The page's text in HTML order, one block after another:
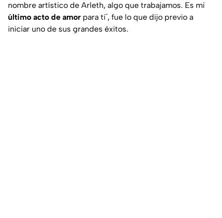
nombre artístico de Arleth, algo que trabajamos. Es mi
último acto de amor para ti´, fue lo que dijo previo a
iniciar uno de sus grandes éxitos.